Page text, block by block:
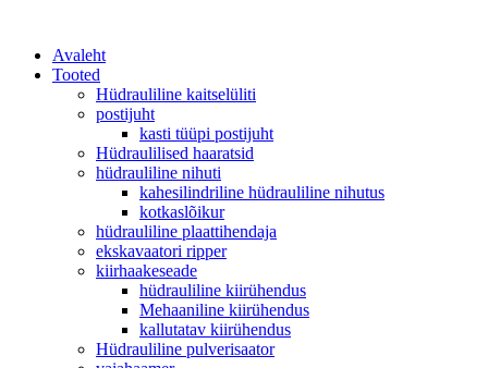
Avaleht
Tooted
Hüdrauliline kaitselüliti
postijuht
kasti tüüpi postijuht
Hüdraulilised haaratsid
hüdrauliline nihuti
kahesilindriline hüdrauliline nihutus
kotkaslõikur
hüdrauliline plaattihendaja
ekskavaatori ripper
kiirhaakeseade
hüdrauliline kiirühendus
Mehaaniline kiirühendus
kallutatav kiirühendus
Hüdrauliline pulverisaator